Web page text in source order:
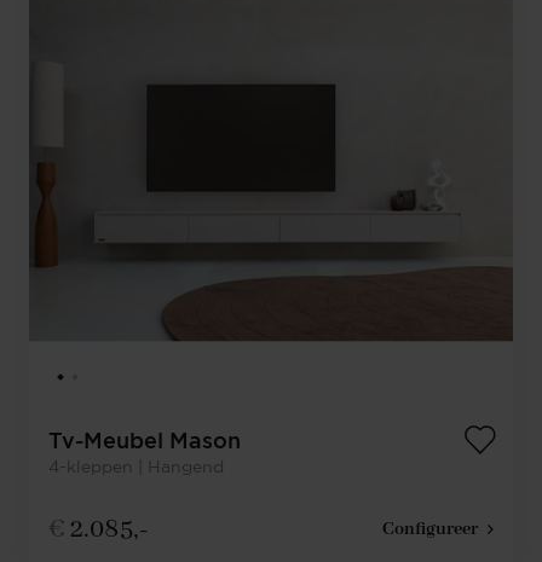
Tv-Meubel Mason
4-kleppen | Hangend
€ 2.085,- Configureer